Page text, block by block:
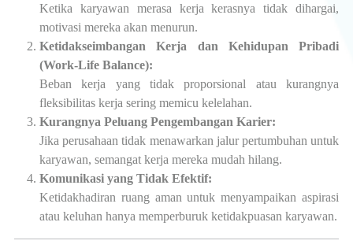
Ketika karyawan merasa kerja kerasnya tidak dihargai,
motivasi mereka akan menurun.
Ketidakseimbangan Kerja dan Kehidupan Pribadi
(Work-Life Balance):
Beban kerja yang tidak proporsional atau kurangnya
fleksibilitas kerja sering memicu kelelahan.
Kurangnya Peluang Pengembangan Karier:
Jika perusahaan tidak menawarkan jalur pertumbuhan untuk
karyawan, semangat kerja mereka mudah hilang.
Komunikasi yang Tidak Efektif:
Ketidakhadiran ruang aman untuk menyampaikan aspirasi
atau keluhan hanya memperburuk ketidakpuasan karyawan.